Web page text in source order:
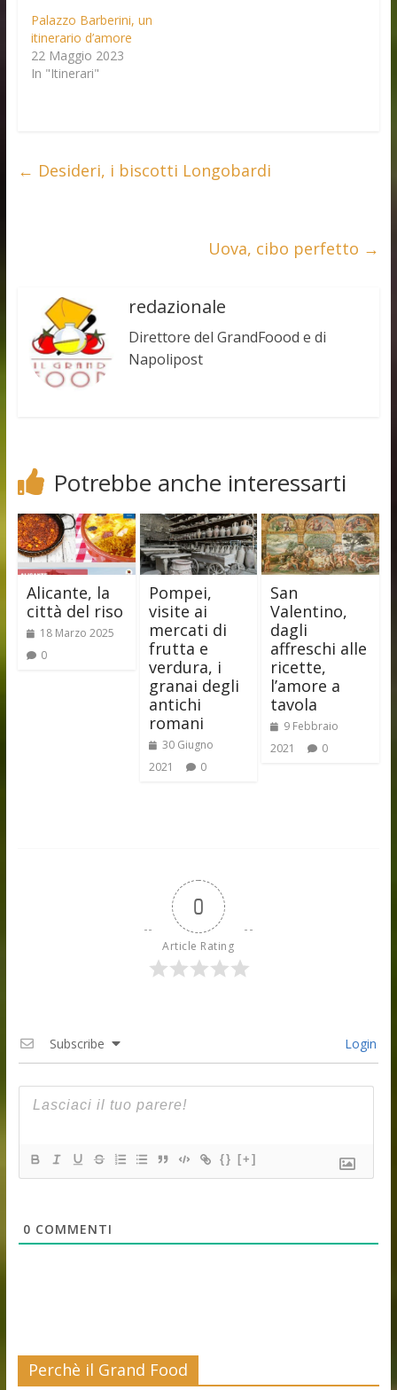
Palazzo Barberini, un
itinerario d’amore
22 Maggio 2023
In "Itinerari"
← Desideri, i biscotti Longobardi
Uova, cibo perfetto →
redazionale
Direttore del GrandFoood e di
Napolipost
Potrebbe anche interessarti
Alicante, la
città del riso
18 Marzo 2025
0
Pompei,
visite ai
mercati di
frutta e
verdura, i
granai degli
antichi
romani
30 Giugno
2021
0
San
Valentino,
dagli
affreschi alle
ricette,
l’amore a
tavola
9 Febbraio
2021
0
0
Article Rating
Subscribe Login
{} [+]
0 COMMENTI
Perchè il Grand Food